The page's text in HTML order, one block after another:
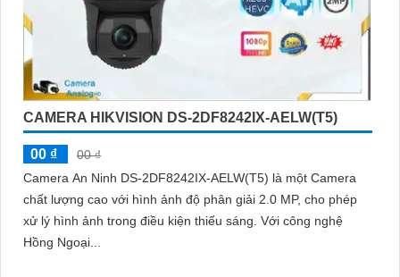
CAMERA HIKVISION DS-2DF8242IX-AELW(T5)
00 ₫
00 ₫
Camera An Ninh DS-2DF8242IX-AELW(T5) là một Camera
chất lượng cao với hình ảnh độ phân giải 2.0 MP, cho phép
xử lý hình ảnh trong điều kiện thiếu sáng. Với công nghệ
Hồng Ngoại...